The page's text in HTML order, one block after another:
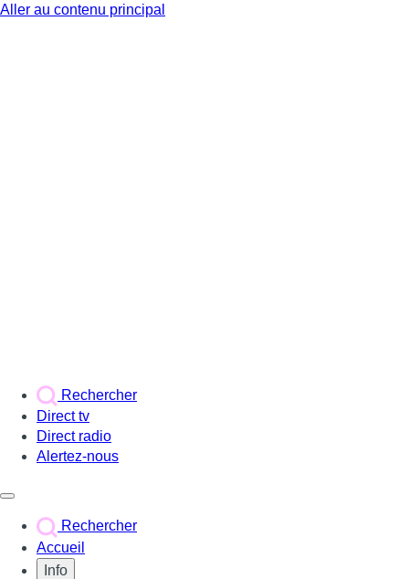
Aller au contenu principal
Rechercher
Direct tv
Direct radio
Alertez-nous
Rechercher
Accueil
Info